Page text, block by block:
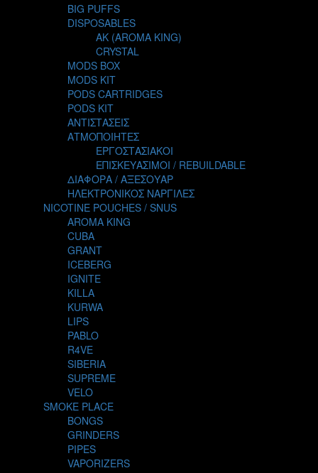
NUBO
OMERTA LIQUIDS
OPMH PROJECT
S-ELF JUICE
SADBOY
SCANDAL
SECRET FOREST
STEAM CITY LIQUIDS
STEAM TRAIN
STEAMPUNK
TALES
TATTOO
THE ALCHEMIST
THE SMOKER'S CLUB
TIKI MAHU
TWIST
VGOD
WILD ZOO
YETI
BIG PUFFS
DISPOSABLES
AK (AROMA KING)
CRYSTAL
MODS BOX
MODS KIT
PODS CARTRIDGES
PODS KIT
ΑΝΤΙΣΤΑΣΕΙΣ
ΑΤΜΟΠΟΙΗΤΕΣ
ΕΡΓΟΣΤΑΣΙΑΚΟΙ
ΕΠΙΣΚΕΥΑΣΙΜΟΙ / REBUILDABLE
ΔΙΑΦΟΡΑ / ΑΞΕΣΟΥΑΡ
ΗΛΕΚΤΡΟΝΙΚΟΣ ΝΑΡΓΙΛΕΣ
NICOTINE POUCHES / SNUS
AROMA KING
CUBA
GRANT
ICEBERG
IGNITE
KILLA
KURWA
LIPS
PABLO
R4VE
SIBERIA
SUPREME
VELO
SMOKE PLACE
BONGS
GRINDERS
PIPES
VAPORIZERS